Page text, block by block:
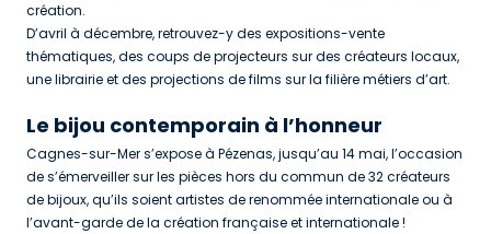
création.
D’avril à décembre, retrouvez-y des expositions-vente
thématiques, des coups de projecteurs sur des créateurs locaux,
une librairie et des projections de films sur la filière métiers d’art.
Le bijou contemporain à l’honneur
Cagnes-sur-Mer s’expose à Pézenas, jusqu’au 14 mai, l’occasion
de s’émerveiller sur les pièces hors du commun de 32 créateurs
de bijoux, qu’ils soient artistes de renommée internationale ou à
l’avant-garde de la création française et internationale !